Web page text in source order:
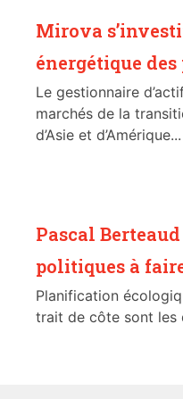
Mirova
énergétique
Le gestionnaire
marchés de la
d’Asie et d’Amérique...
Pascal
politiques à
Planification
trait de côte sont les